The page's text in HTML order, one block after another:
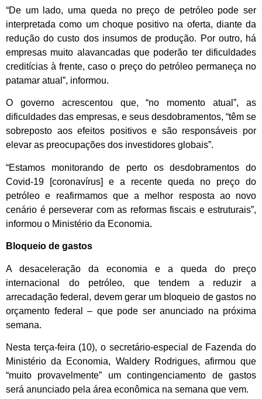
“De um lado, uma queda no preço de petróleo pode ser
interpretada como um choque positivo na oferta, diante da
redução do custo dos insumos de produção. Por outro, há
empresas muito alavancadas que poderão ter dificuldades
creditícias à frente, caso o preço do petróleo permaneça no
patamar atual”, informou.
O governo acrescentou que, “no momento atual”, as
dificuldades das empresas, e seus desdobramentos, “têm se
sobreposto aos efeitos positivos e são responsáveis por
elevar as preocupações dos investidores globais”.
“Estamos monitorando de perto os desdobramentos do
Covid-19 [coronavírus] e a recente queda no preço do
petróleo e reafirmamos que a melhor resposta ao novo
cenário é perseverar com as reformas fiscais e estruturais”,
informou o Ministério da Economia.
Bloqueio de gastos
A desaceleração da economia e a queda do preço
internacional do petróleo, que tendem a reduzir a
arrecadação federal, devem gerar um bloqueio de gastos no
orçamento federal – que pode ser anunciado na próxima
semana.
Nesta terça-feira (10), o secretário-especial de Fazenda do
Ministério da Economia, Waldery Rodrigues, afirmou que
“muito provavelmente” um contingenciamento de gastos
será anunciado pela área econômica na semana que vem.